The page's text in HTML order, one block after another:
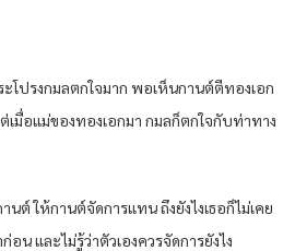
โปรงกมลตกใจมาก พอเห็นกานต์ตีทองเอก
เมื่อแม่ของทองเอกมา กมลก็ตกใจกับท่าทาง
ต์ ให้กานต์จัดการแทน ถึงยังไงเธอก็ไม่เคย
น และไม่รู้ว่าตัวเองควรจัดการยังไง